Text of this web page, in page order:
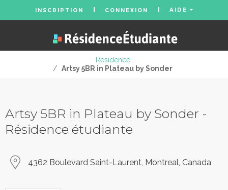
INSCRIPTION CONNEXION AIDE
Residence
/ Artsy 5BR in Plateau by Sonder
Artsy 5BR in Plateau by Sonder -
Résidence étudiante
4362 Boulevard Saint-Laurent, Montreal, Canada